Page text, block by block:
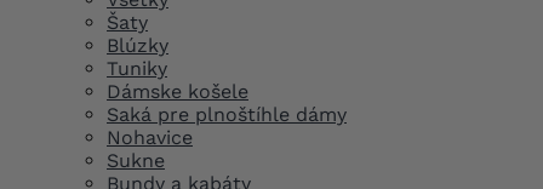
Šaty
Blúzky
Tuniky
Dámske košele
Saká pre plnoštíhle dámy
Nohavice
Sukne
Bundy a kabáty